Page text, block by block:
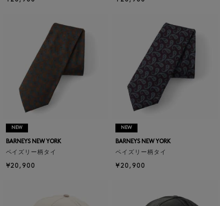
NEW
BARNEYS NEW YORK
ペイズリー柄タイ
¥20,900
NEW
BARNEYS NEW YORK
ペイズリー柄タイ
¥20,900